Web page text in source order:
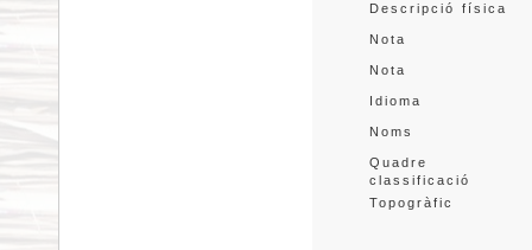
Descripció física
Nota
Nota
Idioma
Noms
Quadre
classificació
Topogràfic